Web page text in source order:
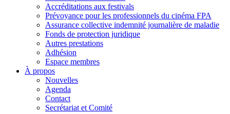
Accréditations aux festivals
Prévoyance pour les professionnels du cinéma FPA
Assurance collective indemnité journalière de maladie
Fonds de protection juridique
Autres prestations
Adhésion
Espace membres
À propos
Nouvelles
Agenda
Contact
Secrétariat et Comité